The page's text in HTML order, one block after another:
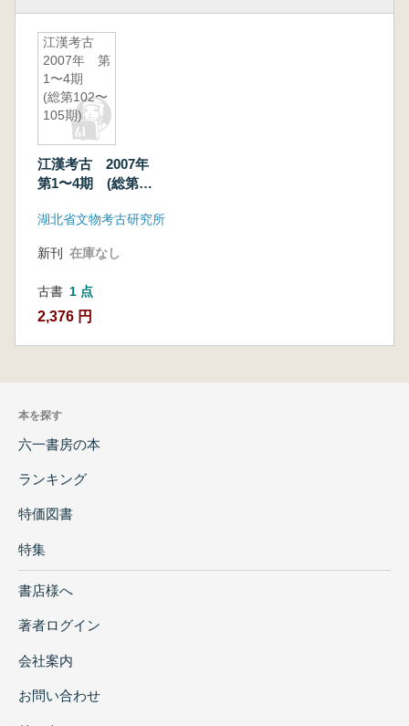
江漢考古
2007年 第
1〜4期
(総第102〜
105期)
江漢考古 2007年
第1〜4期 (総第
湖北省文物考古研究所
新刊 在庫なし
古書 1 点
2,376 円
本を探す
六一書房の本
ランキング
特価図書
特集
書店様へ
著者ログイン
会社案内
お問い合わせ